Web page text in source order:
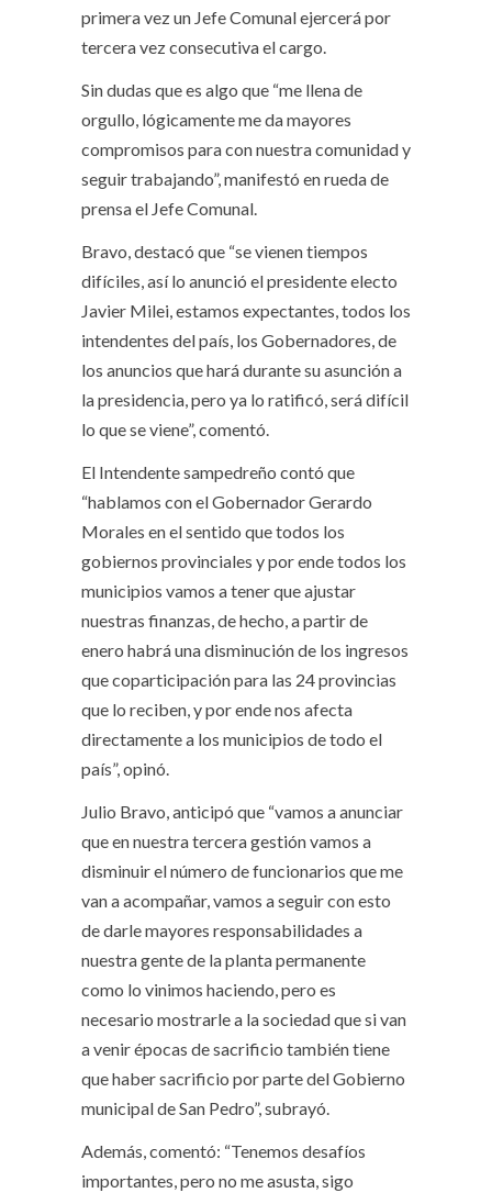
primera vez un Jefe Comunal ejercerá por
tercera vez consecutiva el cargo.
Sin dudas que es algo que “me llena de
orgullo, lógicamente me da mayores
compromisos para con nuestra comunidad y
seguir trabajando”, manifestó en rueda de
prensa el Jefe Comunal.
Bravo, destacó que “se vienen tiempos
difíciles, así lo anunció el presidente electo
Javier Milei, estamos expectantes, todos los
intendentes del país, los Gobernadores, de
los anuncios que hará durante su asunción a
la presidencia, pero ya lo ratificó, será difícil
lo que se viene”, comentó.
El Intendente sampedreño contó que
“hablamos con el Gobernador Gerardo
Morales en el sentido que todos los
gobiernos provinciales y por ende todos los
municipios vamos a tener que ajustar
nuestras finanzas, de hecho, a partir de
enero habrá una disminución de los ingresos
que coparticipación para las 24 provincias
que lo reciben, y por ende nos afecta
directamente a los municipios de todo el
país”, opinó.
Julio Bravo, anticipó que “vamos a anunciar
que en nuestra tercera gestión vamos a
disminuir el número de funcionarios que me
van a acompañar, vamos a seguir con esto
de darle mayores responsabilidades a
nuestra gente de la planta permanente
como lo vinimos haciendo, pero es
necesario mostrarle a la sociedad que si van
a venir épocas de sacrificio también tiene
que haber sacrificio por parte del Gobierno
municipal de San Pedro”, subrayó.
Además, comentó: “Tenemos desafíos
importantes, pero no me asusta, sigo